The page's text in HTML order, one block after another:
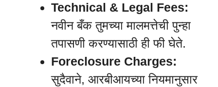
Technical & Legal Fees:
नवीन बँक तुमच्या मालमत्तेची पुन्हा
तपासणी करण्यासाठी ही फी घेते.
Foreclosure Charges:
सुदैवाने, आरबीआयच्या नियमानुसार